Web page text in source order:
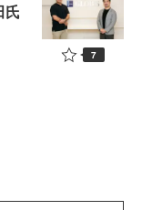
氏
7